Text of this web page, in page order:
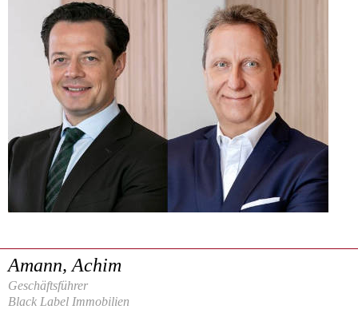
Amann, Achim
Geschäftsführer
Black Label Immobilien